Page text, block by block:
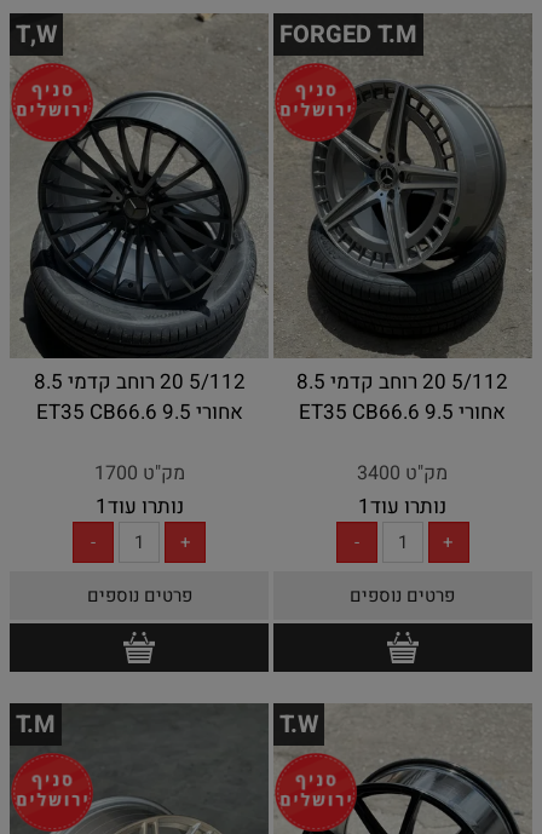
FORGED T.M
5/112 20 רוחב קדמי 8.5
אחורי 9.5 ET35 CB66.6
מק"ט 3400
נותרו עוד1
פרטים נוספים
T,W
5/112 20 רוחב קדמי 8.5
אחורי 9.5 ET35 CB66.6
מק"ט 1700
נותרו עוד1
פרטים נוספים
T.W
T.M